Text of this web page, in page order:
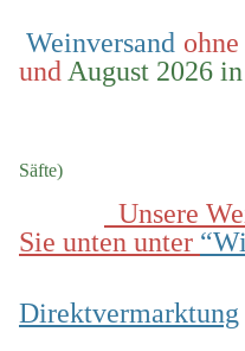
Weinversand
und August 2026 in
Säfte)
Unsere
Sie unten unter
Direktvermarktung